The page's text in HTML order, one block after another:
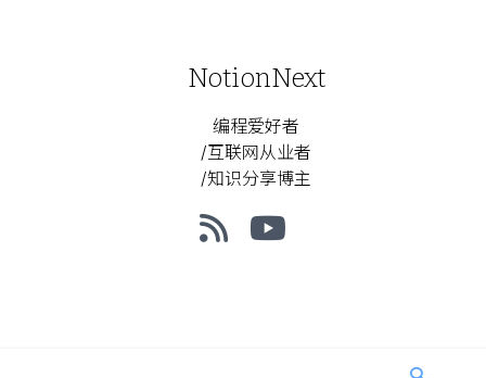
NotionNext
编程爱好者
/互联网从业者
/知识分享博主